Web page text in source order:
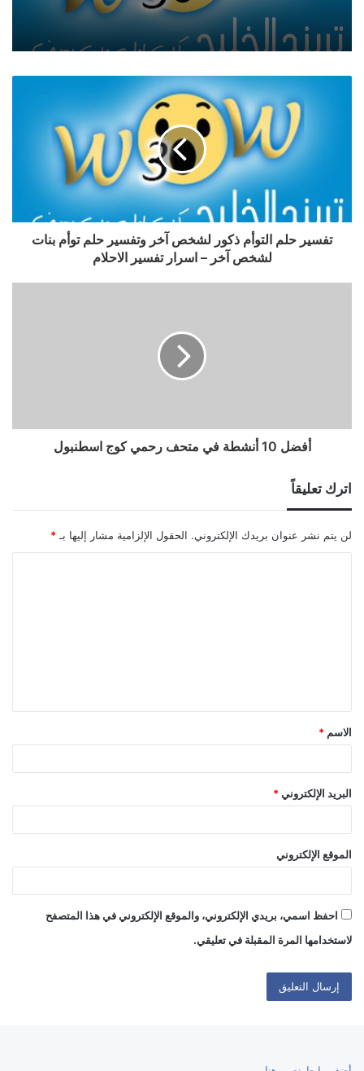
تفسير حلم التوأم ذكور لشخص آخر وتفسير حلم توأم بنات
لشخص آخر – اسرار تفسير الاحلام
أفضل 10 أنشطة في متحف رحمي كوج اسطنبول
اترك تعليقاً
لن يتم نشر عنوان بريدك الإلكتروني. الحقول الإلزامية مشار إليها بـ *
ق
*
الاسم *
البريد الإلكتروني *
الموقع الإلكتروني
احفظ اسمي، بريدي الإلكتروني، والموقع الإلكتروني في هذا المتصفح
لاستخدامها المرة المقبلة في تعليقي.